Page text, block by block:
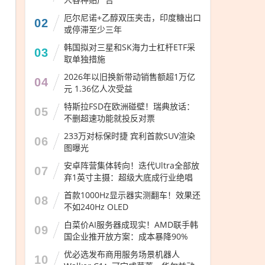
02
厄尔尼诺+乙醇双压夹击，印度糖出口
或停滞至少三年
03
韩国拟对三星和SK海力士杠杆ETF采
取单独措施
04
2026年以旧换新带动销售额超1万亿
元 1.36亿人次受益
05
特斯拉FSD在欧洲碰壁！瑞典放话：
不删超速功能就投反对票
06
233万对标保时捷 宾利首款SUV渲染
图曝光
07
安卓阵营集体转向！迭代Ultra全部放
弃1英寸主摄：超级大底成行业绝唱
08
首款1000Hz显示器实测翻车！效果还
不如240Hz OLED
09
白菜价AI服务器成现实！AMD联手韩
国企业推开放方案：成本暴降90%
10
优必选发布商用服务场景机器人